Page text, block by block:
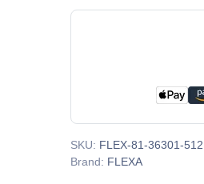
SKU: FLEX-81-36301-512
Brand: FLEXA